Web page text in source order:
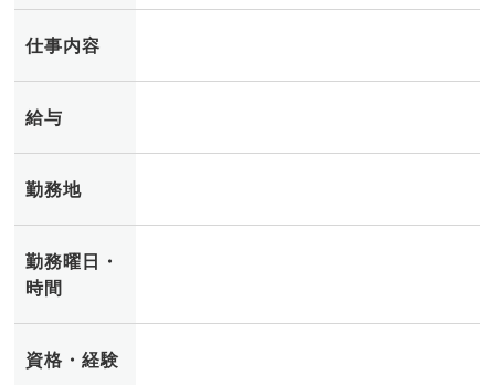
仕事内容
給与
勤務地
勤務曜日・
時間
資格・経験